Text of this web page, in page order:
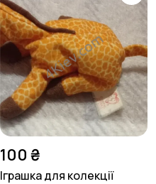
100 ₴
Іграшка для колекції